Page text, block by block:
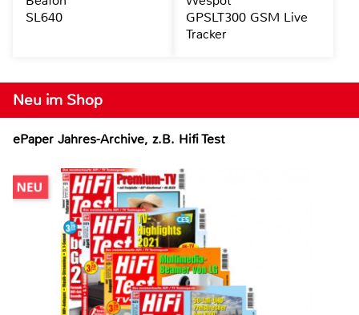
Neu im Shop
ePaper Jahres-Archive, z.B. Hifi Test
SL640
GPSLT300 GSM Live
Tracker